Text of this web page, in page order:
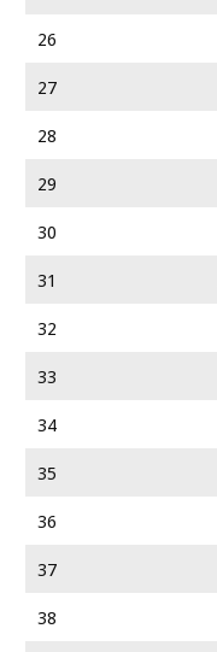
26
27
28
29
30
31
32
33
34
35
36
37
38